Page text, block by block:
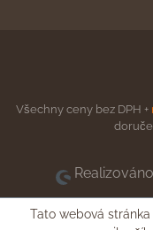
Všechny ceny bez DPH +
Tato webová